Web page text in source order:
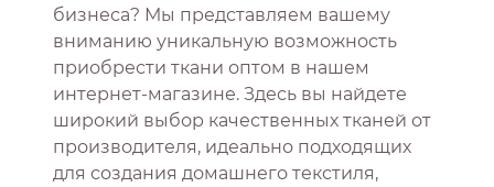
бизнеса? Мы представляем вашему
вниманию уникальную возможность
приобрести ткани оптом в нашем
интернет-магазине. Здесь вы найдете
широкий выбор качественных тканей от
производителя, идеально подходящих
для создания домашнего текстиля,